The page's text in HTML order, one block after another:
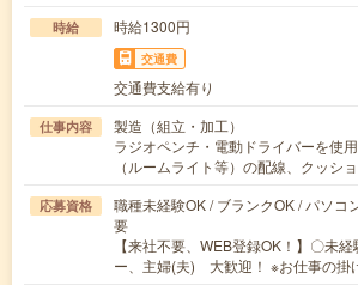
時給 時給1300円
交通費
交通費支給有り
仕事内容
製造（組立・加工）
ラジオペンチ・電動ドライバーを使
（ルームライト等）の配線、クッシ
応募資格
職種未経験OK / ブランクOK / パソコ
要
【来社不要、WEB登録OK！】〇未
ー、主婦(夫) 大歓迎！ ※お仕事の掛